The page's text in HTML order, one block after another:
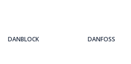
DANBLOCK DANFOSS